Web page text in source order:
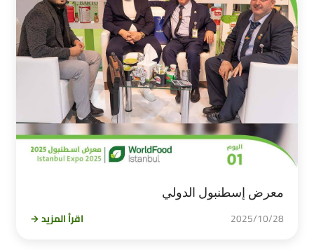
معرض إسطنبول الدولي
2025/10/28 اقرأ المزيد →